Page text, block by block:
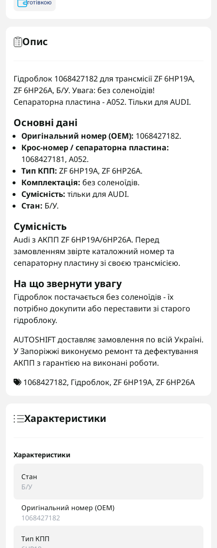
готівкою
Опис
Гідроблок 1068427182 для трансмісії ZF 6HP19A,
ZF 6HP26A, Б/У. Увага: без соленоїдів!
Сепараторна пластина - A052. Тільки для AUDI.
Основні дані
Оригінальний номер (OEM): 1068427182.
Крос-номер / сепараторна пластина:
1068427181, A052.
Тип КПП: ZF 6HP19A, ZF 6HP26A.
Комплектація: без соленоїдів.
Сумісність: тільки для AUDI.
Стан: Б/У.
Сумісність
Audi з АКПП ZF 6HP19A/6HP26A. Перед
замовленням звірте каталожний номер та
сепараторну пластину зі своєю трансмісією.
На що звернути увагу
Гідроблок постачається без соленоїдів - їх
потрібно докупити або переставити зі старого
гідроблоку.
AUTOSHIFT доставляє замовлення по всій Україні.
У Запоріжжі виконуємо ремонт та дефектування
АКПП з гарантією на виконані роботи.
1068427182, Гідроблок, ZF 6HP19A, ZF 6HP26A
Характеристики
Характеристики
Стан
Б/У
Оригінальний номер (OEM)
1068427182
Тип КПП